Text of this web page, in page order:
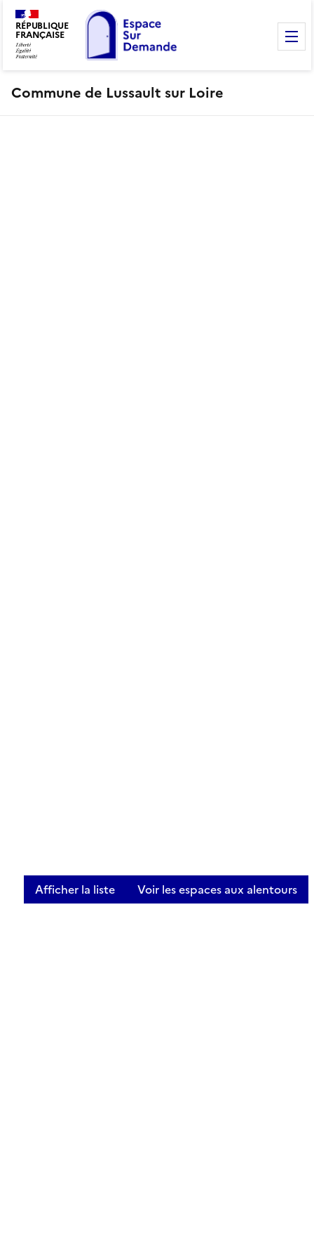
RÉPUBLIQUE
FRANÇAISE
Commune de Lussault sur Loire
Afficher la liste Voir les espaces aux alentours